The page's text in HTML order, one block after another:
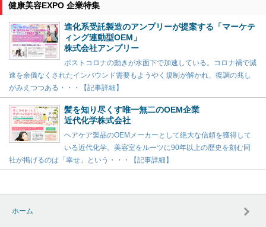
健康美容EXPO 企業特集
進化系受託製造のアンプリーが提案する「マーケテ
ィング連動型OEM」
株式会社アンプリー
ポストコロナの動きが水面下で加速している。コロナ禍で減
速を余儀なくされたインバウンド需要もようやく規制が解かれ、復調の兆し
がみえつつある・・・【記事詳細】
髪を知り尽くす唯一無二のOEM企業
近代化学株式会社
ヘアケア製品のOEMメーカーとして絶大な信頼を獲得して
いる近代化学。美容室をルーツに90年以上の歴史を刻む同
社が掲げるのは「幸せ」という・・・【記事詳細】
ホーム